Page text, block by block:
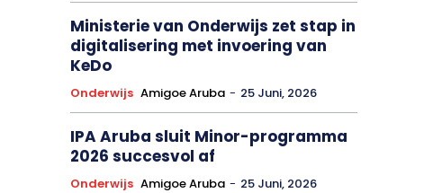
Ministerie van Onderwijs zet stap in
digitalisering met invoering van
KeDo
Onderwijs Amigoe Aruba - 25 Juni, 2026
IPA Aruba sluit Minor-programma
2026 succesvol af
Onderwijs Amigoe Aruba - 25 Juni, 2026